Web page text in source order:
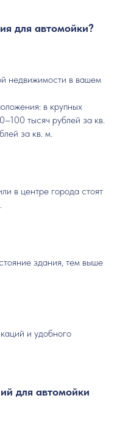
для автомойки?
недвижимости в вашем
в крупных
тысяч рублей за кв.
за кв. м.
в центре города стоят
здания, тем выше
и удобного
для автомойки